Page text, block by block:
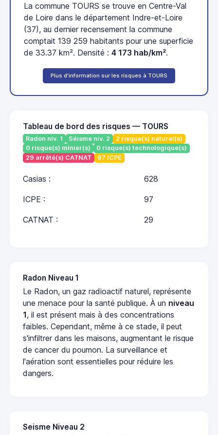
La commune TOURS se trouve en Centre-Val
de Loire dans le département Indre-et-Loire
(37), au dernier recensement la commune
comptait 139 259 habitants pour une superficie
de 33.37 km². Densité : 4 173 hab/km².
Plus d'information sur les risques à TOURS
Tableau de bord des risques — TOURS
Radon niv. 1 Séisme niv. 2
2 risque(s) naturel(s)
0 risque(s) minier(s)
0 risque(s) technologique(s)
29 arrêté(s) CATNAT
97 ICPE
Casias : 628
ICPE : 97
CATNAT : 29
Radon Niveau 1
Le Radon, un gaz radioactif naturel, représente
une menace pour la santé publique. À un niveau
1, il est présent mais à des concentrations
faibles. Cependant, même à ce stade, il peut
s'infiltrer dans les maisons, augmentant le risque
de cancer du poumon. La surveillance et
l'aération sont essentielles pour réduire les
dangers.
Seisme Niveau 2